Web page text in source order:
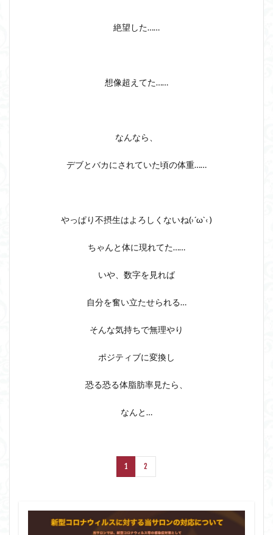
絶望した……
想像超えてた……
なんなら、
デブとバカにされていた頃の体重……
やっぱり不摂生はよろしくないね(›´ω`‹ )
ちゃんと体に現れてた……
いや、数字を見れば
自分を奮い立たせられる…
そんな気持ちで無理やり
ポジティブに変換し
恐る恐る体脂肪率見たら、
なんと…
1 2